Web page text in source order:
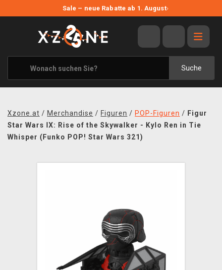
Sale – neue Rabatte ab 1. August›
Suche
ANGEBOTE
ALLE MARKEN
XZONE ORIGINALS
KLEIDUNG & ACCESSOIRES
BÜCHER & COMICS
Xzone.at / Merchandise / Figuren / POP-Figuren / Figur
Star Wars IX: Rise of the Skywalker - Kylo Ren in Tie
Whisper (Funko POP! Star Wars 321)